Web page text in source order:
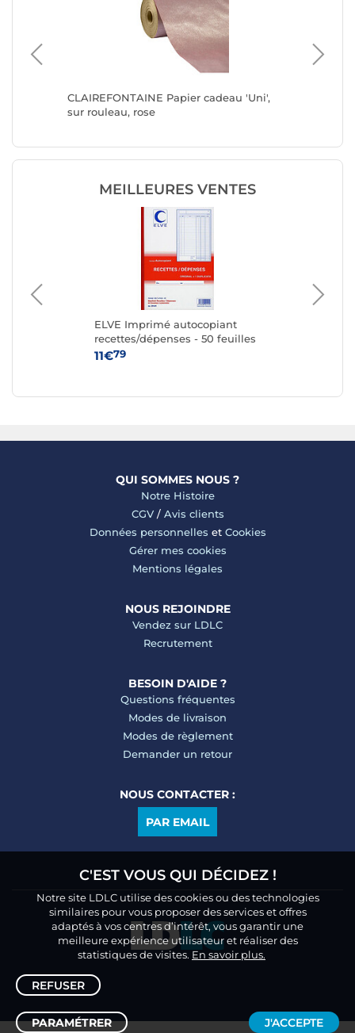
CLAIREFONTAINE Papier cadeau 'Uni',
sur rouleau, rose
MEILLEURES VENTES
ELVE Imprimé autocopiant
recettes/dépenses - 50 feuilles
A4
11€79
QUI SOMMES NOUS ?
Notre Histoire
CGV/ Avis clients
Données personnelles et Cookies
Gérer mes cookies
Mentions légales
NOUS REJOINDRE
Vendez sur LDLC
Recrutement
BESOIN D'AIDE ?
Questions fréquentes
Modes de livraison
Modes de règlement
Demander un retour
NOUS CONTACTER :
PAR EMAIL
C'EST VOUS QUI DÉCIDEZ !
Notre site LDLC utilise des cookies ou des technologies
similaires pour vous proposer des services et offres
adaptés à vos centres d’intérêt, vous garantir une
meilleure expérience utilisateur et réaliser des
statistiques de visites. En savoir plus.
REFUSER
PARAMÉTRER J'ACCEPTE